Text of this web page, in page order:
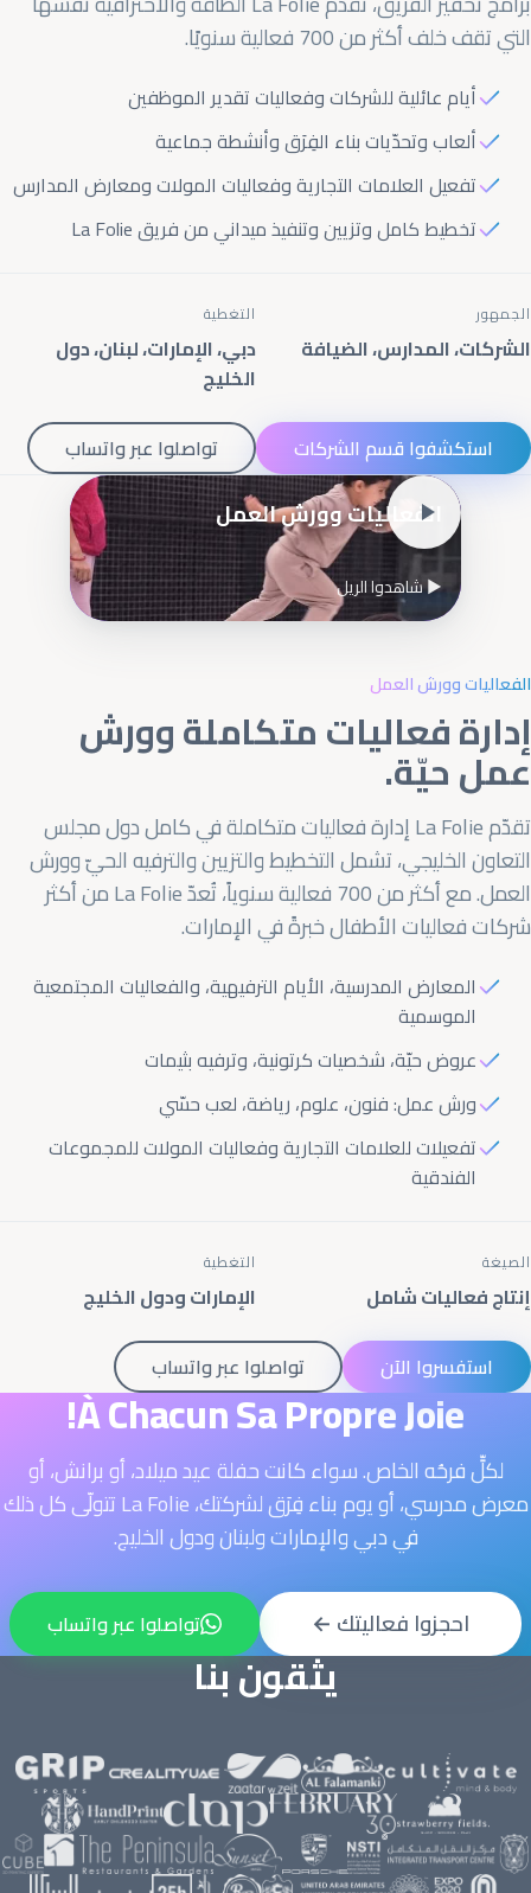
التي تقف خلف أكثر من 700 فعالية سنويًا.
أيام عائلية للشركات وفعاليات تقدير الموظفين
ألعاب وتحدّيات بناء الفِرَق وأنشطة جماعية
تفعيل العلامات التجارية وفعاليات المولات ومعارض المدارس
تخطيط كامل وتزيين وتنفيذ ميداني من فريق La Folie
الجمهور
الشركات، المدارس، الضيافة
التغطية
دبي، الإمارات، لبنان، دول
الخليج
استكشفوا قسم الشركات
تواصلوا عبر واتساب
الفعاليات وورش العمل
▶ شاهدوا الريل
الفعاليات وورش العمل
إدارة فعاليات متكاملة وورش
عمل حيّة.
تقدّم La Folie إدارة فعاليات متكاملة في كامل دول مجلس
التعاون الخليجي، تشمل التخطيط والتزيين والترفيه الحيّ وورش
العمل. مع أكثر من 700 فعالية سنوياً، تُعدّ La Folie من أكثر
شركات فعاليات الأطفال خبرةً في الإمارات.
المعارض المدرسية، الأيام الترفيهية، والفعاليات المجتمعية
الموسمية
عروض حيّة، شخصيات كرتونية، وترفيه بثيمات
ورش عمل: فنون، علوم، رياضة، لعب حسّي
تفعيلات للعلامات التجارية وفعاليات المولات للمجموعات
الفندقية
الصيغة
إنتاج فعاليات شامل
التغطية
الإمارات ودول الخليج
استفسروا الآن
تواصلوا عبر واتساب
À Chacun Sa Propre Joie!
لكلٍّ فرحُه الخاص. سواء كانت حفلة عيد ميلاد، أو برانش، أو
معرض مدرسي، أو يوم بناء فِرَق لشركتك، La Folie تتولّى كل ذلك
في دبي والإمارات ولبنان ودول الخليج.
احجزوا فعاليتك ← تواصلوا عبر واتساب
يثقون بنا